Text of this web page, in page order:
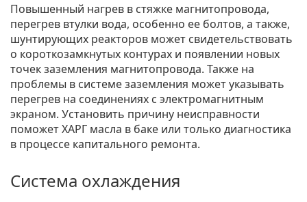
Повышенный нагрев в стяжке магнитопровода,
перегрев втулки вода, особенно ее болтов, а также,
шунтирующих реакторов может свидетельствовать
о короткозамкнутых контурах и появлении новых
точек заземления магнитопровода. Также на
проблемы в системе заземления может указывать
перегрев на соединениях с электромагнитным
экраном. Установить причину неисправности
поможет ХАРГ масла в баке или только диагностика
в процессе капитального ремонта.
Система охлаждения